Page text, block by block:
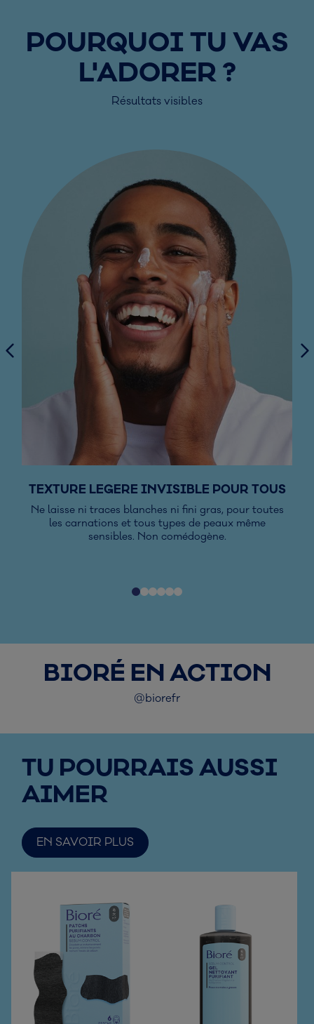
POURQUOI TU VAS
L'ADORER ?
Résultats visibles
TEXTURE LEGERE INVISIBLE POUR TOUS
Ne laisse ni traces blanches ni fini gras, pour toutes
les carnations et tous types de peaux même
sensibles. Non comédogène.
BIORÉ EN ACTION
@biorefr
TU POURRAIS AUSSI
AIMER
EN SAVOIR PLUS